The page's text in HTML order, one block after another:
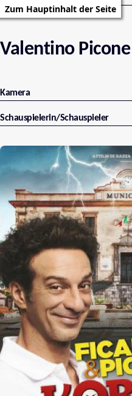
Zum Hauptinhalt der Seite
Valentino Picone
Kamera
Schauspielerin/Schauspieler